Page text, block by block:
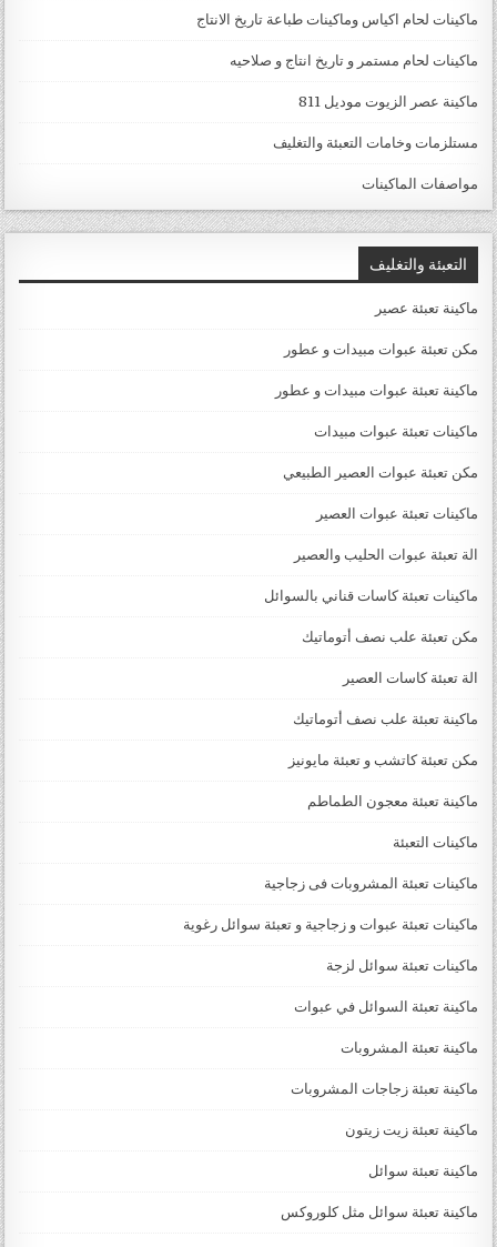
ماكينات لحام اكياس وماكينات طباعة تاريخ الانتاج
ماكينات لحام مستمر و تاريخ انتاج و صلاحيه
ماكينة عصر الزيوت موديل 811
مستلزمات وخامات التعبئة والتغليف
مواصفات الماكينات
التعبئة والتغليف
ماكينة تعبئة عصير
مكن تعبئة عبوات مبيدات و عطور
ماكينة تعبئة عبوات مبيدات و عطور
ماكينات تعبئة عبوات مبيدات
مكن تعبئة عبوات العصير الطبيعي
ماكينات تعبئة عبوات العصير
الة تعبئة عبوات الحليب والعصير
ماكينات تعبئة كاسات قناني بالسوائل
مكن تعبئة علب نصف أتوماتيك
الة تعبئة كاسات العصير
ماكينة تعبئة علب نصف أتوماتيك
مكن تعبئة كاتشب و تعبئة مايونيز
ماكينة تعبئة معجون الطماطم
ماكينات التعبئة
ماكينات تعبئة المشروبات فى زجاجية
ماكينات تعبئة عبوات و زجاجية و تعبئة سوائل رغوية
ماكينات تعبئة سوائل لزجة
‏‏‏ماكينة تعبئة السوائل في عبوات
ماكينة تعبئة المشروبات
ماكينة تعبئة زجاجات المشروبات
ماكينة تعبئة زيت زيتون
ماكينة تعبئة سوائل
ماكينة تعبئة سوائل مثل كلوروكس